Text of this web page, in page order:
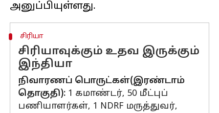
சிரியா
சிரியாவுக்கும் உதவ இருக்கும்
இந்தியா
நிவாரணப் பொருட்கள்(இரண்டாம்
தொகுதி): 1 கமாண்டர், 50 மீட்புப்
பணியாளர்கள், 1 NDRF மருத்துவர்,